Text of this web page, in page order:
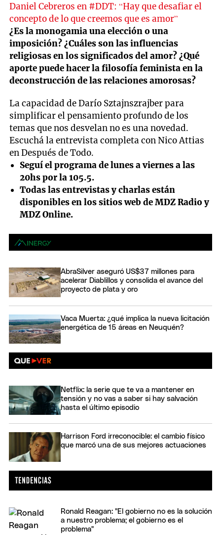
Daniel Cebreros en #DDT: “Hay que desafiar el
concepto de lo que creemos que es amor”
¿Es la monogamia una elección o una
imposición? ¿Cuáles son las influencias
religiosas en los significados del amor? ¿Qué
aporte puede hacer la filosofía feminista en la
deconstrucción de las relaciones amorosas?
La capacidad de Darío Sztajnszrajber para
simplificar el pensamiento profundo de los
temas que nos desvelan no es una novedad.
Escuchá la entrevista completa con Nico Attias
en Después de Todo.
Seguí el programa de lunes a viernes a las
20hs por la 105.5.
Todas las entrevistas y charlas están
disponibles en los sitios web de MDZ Radio y
MDZ Online.
AbraSilver aseguró US$37 millones para
acelerar Diablillos y consolida el avance del
proyecto de plata y oro
Vaca Muerta: ¿qué implica la nueva licitación
energética de 15 áreas en Neuquén?
Netflix: la serie que te va a mantener en
tensión y no vas a saber si hay salvación
hasta el último episodio
Harrison Ford irreconocible: el cambio físico
que marcó una de sus mejores actuaciones
Ronald Reagan: "El gobierno no es la solución
a nuestro problema; el gobierno es el
problema"